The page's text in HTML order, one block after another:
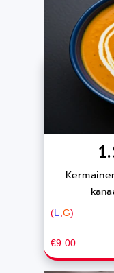
1.
(L G)
€9.00